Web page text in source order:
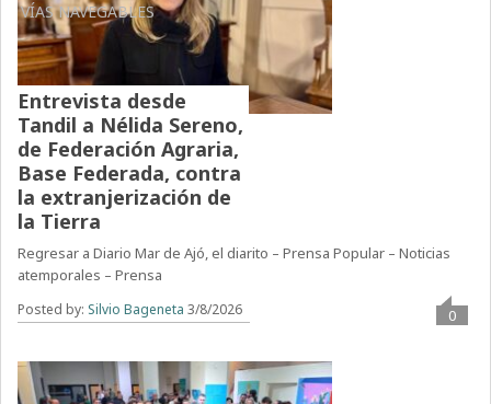
VÍAS NAVEGABLES
Entrevista desde
Tandil a Nélida Sereno,
de Federación Agraria,
Base Federada, contra
la extranjerización de
la Tierra
Regresar a Diario Mar de Ajó, el diarito – Prensa Popular – Noticias
atemporales – Prensa
Posted by: Silvio Bageneta 3/8/2026 0